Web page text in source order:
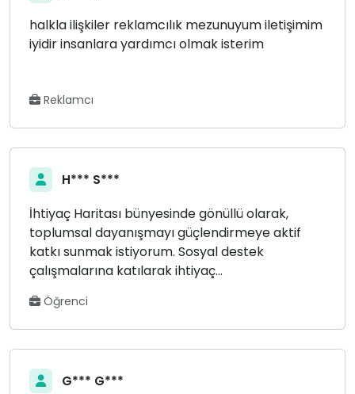
halkla ilişkiler reklamcılık mezunuyum iletişimim
iyidir insanlara yardımcı olmak isterim
Reklamcı
H*** S***
İhtiyaç Haritası bünyesinde gönüllü olarak,
toplumsal dayanışmayı güçlendirmeye aktif
katkı sunmak istiyorum. Sosyal destek
çalışmalarına katılarak ihtiyaç...
Öğrenci
G*** G***